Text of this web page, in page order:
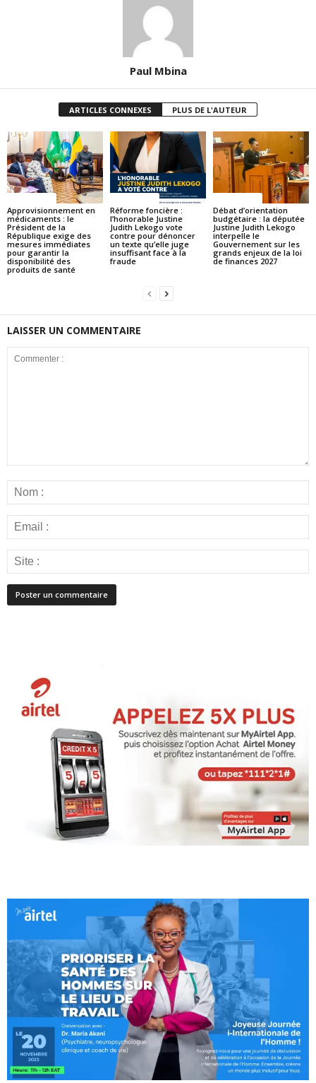
Paul Mbina
ARTICLES CONNEXES PLUS DE L'AUTEUR
Approvisionnement en
médicaments : le
Président de la
République exige des
mesures immédiates
pour garantir la
disponibilité des
produits de santé
Réforme foncière :
l’honorable Justine
Judith Lekogo vote
contre pour dénoncer
un texte qu’elle juge
insuffisant face à la
fraude
Débat d’orientation
budgétaire : la députée
Justine Judith Lekogo
interpelle le
Gouvernement sur les
grands enjeux de la loi
de finances 2027
LAISSER UN COMMENTAIRE